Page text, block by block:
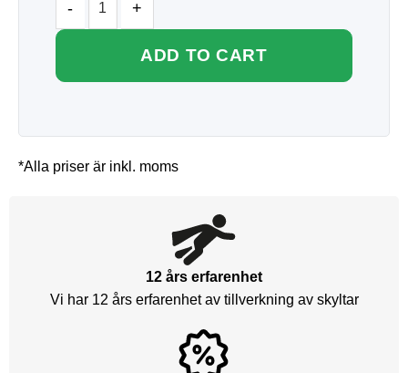
ADD TO CART
*Alla priser är inkl. moms
12 års erfarenhet
Vi har 12 års erfarenhet av tillverkning av skyltar